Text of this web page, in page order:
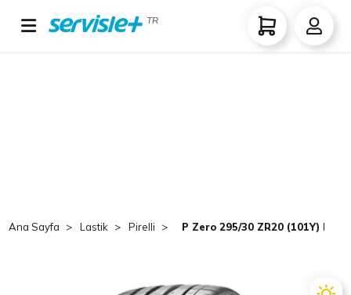
TR
Ana Sayfa Lastik Pirelli P Zero 295/30 ZR20 (101Y) P-